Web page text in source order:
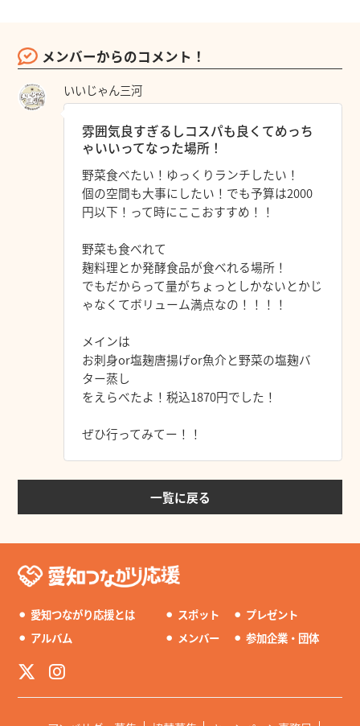
メンバーからのコメント！
いいじゃん三河
雰囲気良すぎるしコスパも良くてめっち
ゃいいってなった場所！
野菜食べたい！ゆっくりランチしたい！
個の空間も大事にしたい！でも予算は2000
円以下！って時にここおすすめ！！
野菜も食べれて
麹料理とか発酵食品が食べれる場所！
でもだからって量がちょっとしかないとかじ
ゃなくてボリューム満点なの！！！！
メインは
お刺身or塩麹唐揚げor魚介と野菜の塩麹バ
ター蒸し
をえらべたよ！税込1870円でした！
ぜひ行ってみてー！！
一覧に戻る
⚫︎ 愛知つながり応援とは ⚫︎ スポット ⚫︎ プレゼント
⚫︎ アルバム ⚫︎ メンバー ⚫︎ 参加企業・団体